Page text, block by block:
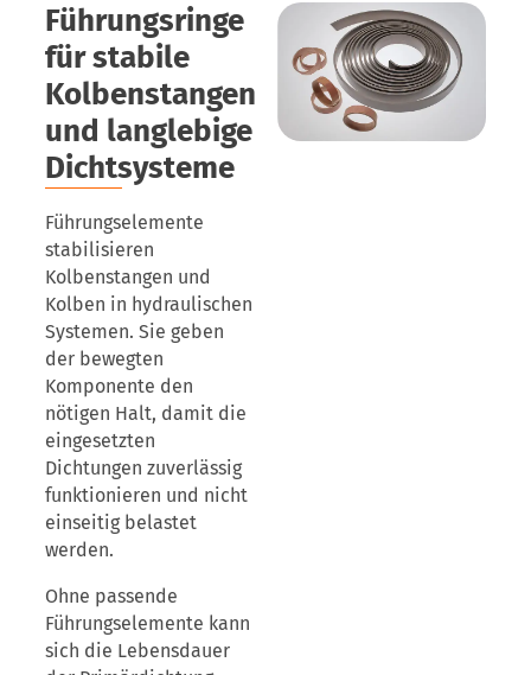
Führungsringe
für stabile
Kolbenstangen
und langlebige
Dichtsysteme
Führungselemente
stabilisieren
Kolbenstangen und
Kolben in hydraulischen
Systemen. Sie geben
der bewegten
Komponente den
nötigen Halt, damit die
eingesetzten
Dichtungen zuverlässig
funktionieren und nicht
einseitig belastet
werden.
Ohne passende
Führungselemente kann
sich die Lebensdauer